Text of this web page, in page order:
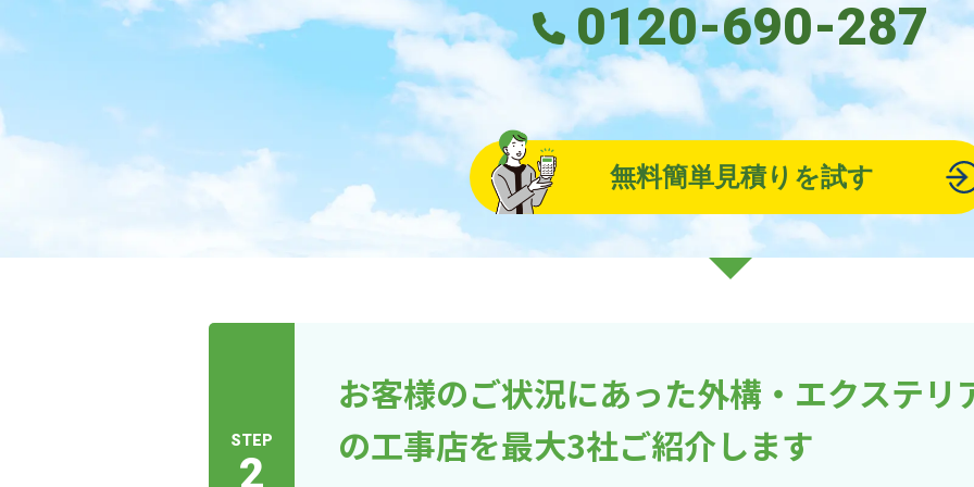
0120-690-287
無料簡単見積りを試す
STEP
2
お客様のご状況にあった外構・エクステリ
の工事店を最大3社ご紹介します